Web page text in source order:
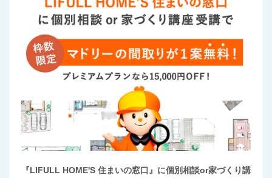
『LIFULL HOME'S 住まいの窓口』に個別相談or家づくり講